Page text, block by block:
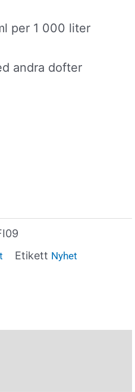
per 1 000 liter
andra dofter
Etikett Nyhet